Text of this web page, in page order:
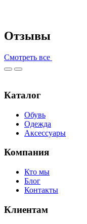
Отзывы
Смотреть все
Каталог
Обувь
Одежда
Аксессуары
Компания
Кто мы
Блог
Контакты
Клиентам